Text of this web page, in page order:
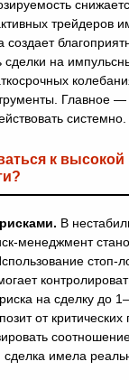
трейдеров
создает
сделки на
Главное —
системно.
к высокой
В
менеджмент
стоп-
на сделку до
от
имела